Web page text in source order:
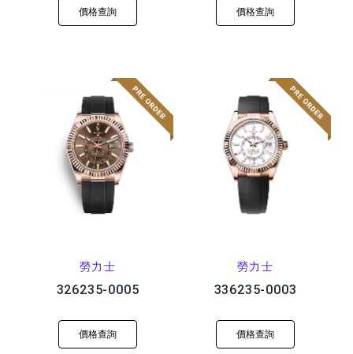
價格查詢 價格查詢
勞力士
326235-0005
價格查詢
勞力士
336235-0003
價格查詢